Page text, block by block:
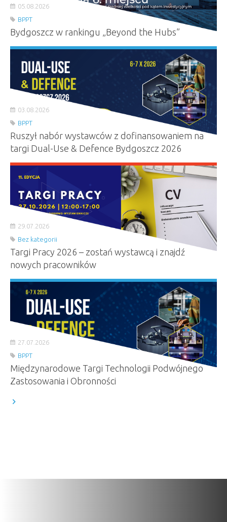
05.08.2026
BPPT
Bydgoszcz w rankingu „Beyond the Hubs”
03.08.2026
BPPT
Ruszył nabór wystawców z dofinansowaniem na
targi Dual-Use & Defence Bydgoszcz 2026
29.07.2026
Bez kategorii
Targi Pracy 2026 – zostań wystawcą i znajdź
nowych pracowników
27.07.2026
BPPT
Międzynarodowe Targi Technologii Podwójnego
Zastosowania i Obronności